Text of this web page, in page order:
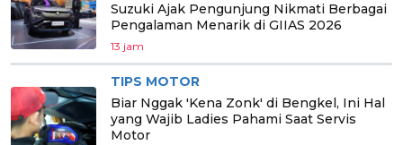
Suzuki Ajak Pengunjung Nikmati Berbagai
Pengalaman Menarik di GIIAS 2026
13 jam
TIPS MOTOR
Biar Nggak 'Kena Zonk' di Bengkel, Ini Hal
yang Wajib Ladies Pahami Saat Servis
Motor